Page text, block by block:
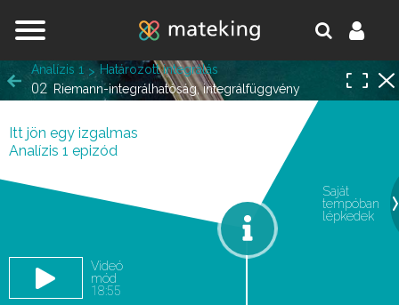
Analízis 1
Határozott integrálás
Riemann-integrálhatóság, integrálfüggvény
02
Itt jön egy izgalmas
Analízis 1 epizód
Videó
mód
18:55
Saját
tempóban
lépkedek